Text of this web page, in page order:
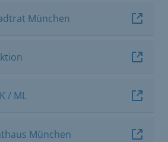
München
/ ML
München